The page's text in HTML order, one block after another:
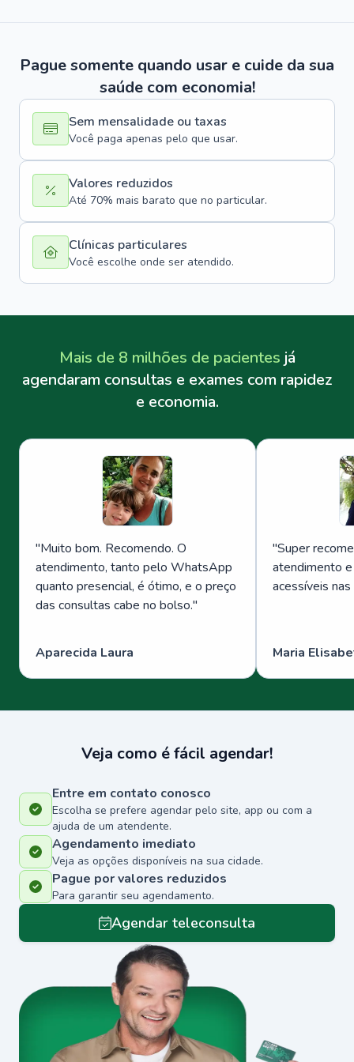
Pague somente quando usar e cuide da sua
saúde com economia!
Sem mensalidade ou taxas
Você paga apenas pelo que usar.
Valores reduzidos
Até 70% mais barato que no particular.
Clínicas particulares
Você escolhe onde ser atendido.
Mais de 8 milhões de pacientes já
agendaram consultas e exames com rapidez
e economia.
"Muito bom. Recomendo. O
atendimento, tanto pelo WhatsApp
quanto presencial, é ótimo, e o preço
das consultas cabe no bolso."
Aparecida Laura
"Super
atendimento
acessíveis
Maria
Veja como é fácil agendar!
Entre em contato conosco
Escolha se prefere agendar pelo site, app ou com a
ajuda de um atendente.
Agendamento imediato
Veja as opções disponíveis na sua cidade.
Pague por valores reduzidos
Para garantir seu agendamento.
Agendar teleconsulta